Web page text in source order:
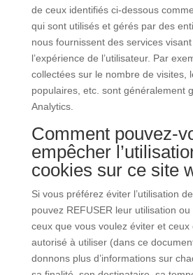
de ceux identifiés ci-dessous
qui sont utilisés et gérés par des
nous fournissent des services
l’expérience de l’utilisateur. Par
collectées sur le nombre de visites,
populaires, etc. sont généralement
Analytics.
Comment pouvez-
empêcher
cookies sur ce site
Si vous préférez éviter l’utilisation
pouvez REFUSER leur utilisation
ceux que vous voulez éviter et ceux
autorisé à utiliser (dans ce
donnons plus d’informations sur